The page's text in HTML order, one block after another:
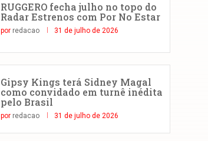
RUGGERO fecha julho no topo do
Radar Estrenos com Por No Estar
por redacao 31 de julho de 2026
Gipsy Kings terá Sidney Magal
como convidado em turnê inédita
pelo Brasil
por redacao 31 de julho de 2026